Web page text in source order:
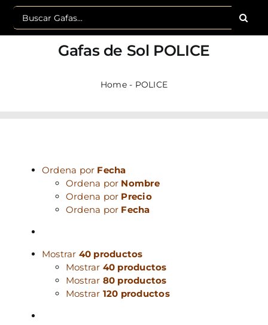
Buscar:
Gafas de Sol POLICE
Home- POLICE
Ordena por Fecha
Ordena por Nombre
Ordena por Precio
Ordena por Fecha
Mostrar 40 productos
Mostrar 40 productos
Mostrar 80 productos
Mostrar 120 productos